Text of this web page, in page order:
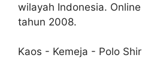
wilayah Indonesia.
tahun 2008.
Kaos - Kemeja - Polo